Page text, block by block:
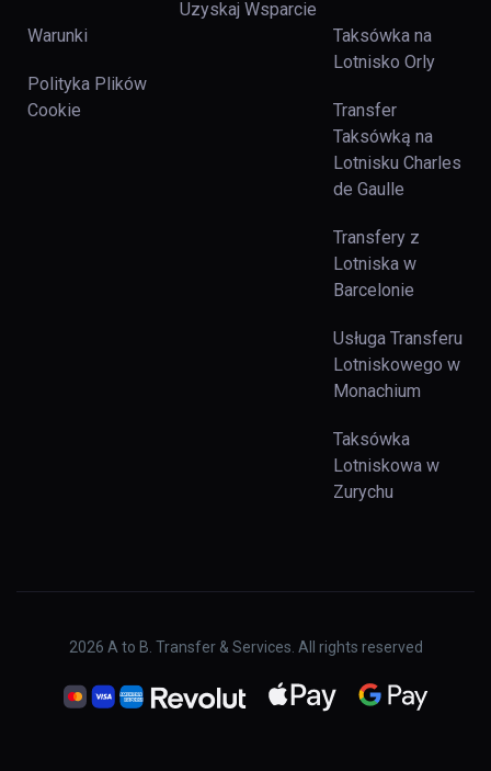
Warunki
Polityka Plików
Cookie
Uzyskaj Wsparcie
Taksówka na
Lotnisko Orly
Transfer
Taksówką na
Lotnisku Charles
de Gaulle
Transfery z
Lotniska w
Barcelonie
Usługa Transferu
Lotniskowego w
Monachium
Taksówka
Lotniskowa w
Zurychu
2026 A to B. Transfer & Services. All rights reserved